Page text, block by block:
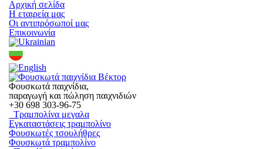
Αρχική σελίδα
Η εταιρεία μας
Οι αντιπρόσωποί μας
Επικοινωνία
Φουσκωτά παιχνίδια,
παραγωγή και πώληση παιχνιδιών
+30 698 303-96-75
Τραμπολίνα μεγαλα
Εγκαταστάσεις τραμπολίνο
Φουσκωτές τσουλήθρες
Φουσκωτά τραμπολίνο